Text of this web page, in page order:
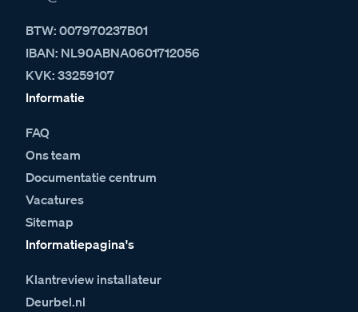
BTW: 007970237B01
IBAN: NL90ABNA0601712056
KVK: 33259107
Informatie
FAQ
Ons team
Documentatie centrum
Vacatures
Sitemap
Informatiepagina's
Klantreview installateur
Deurbel.nl